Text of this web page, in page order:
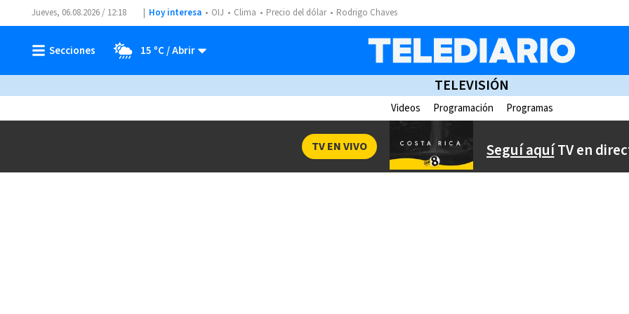
Jueves, 06.08.2026 / 12:18 Hoy interesa OIJ Clima Precio del dólar Rodrigo Chaves
15 ºC
TELEVISIÓN
Videos Programación Programas
Seguí aquíTV en
TV EN VIVO